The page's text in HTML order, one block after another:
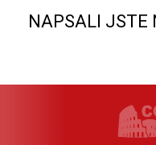
NAPSALI JSTE